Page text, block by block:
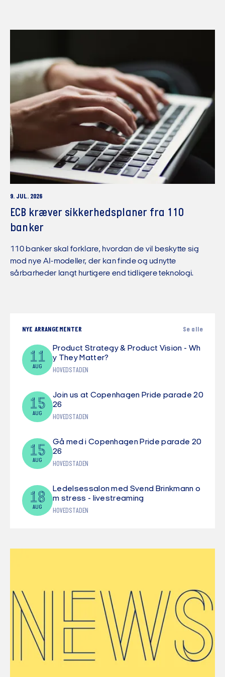
9. JUL. 2026
ECB kræver sikkerhedsplaner fra 110
banker
110 banker skal forklare, hvordan de vil beskytte sig
mod nye AI-modeller, der kan finde og udnytte
sårbarheder langt hurtigere end tidligere teknologi.
NYE ARRANGEMENTER Se alle
11
AUG
Product Strategy & Product Vision - Wh
y They Matter?
HOVEDSTADEN
15
AUG
Join us at Copenhagen Pride parade 20
26
HOVEDSTADEN
15
AUG
Gå med i Copenhagen Pride parade 20
26
HOVEDSTADEN
18
AUG
Ledelsessalon med Svend Brinkmann o
m stress - livestreaming
HOVEDSTADEN